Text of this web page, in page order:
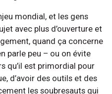
mondial, et les gens
avec plus d’ouverture et
quand ça concerne
parle peu – ou on évite
qu’il est primordial pour
d’avoir des outils et des
les soubresauts qui